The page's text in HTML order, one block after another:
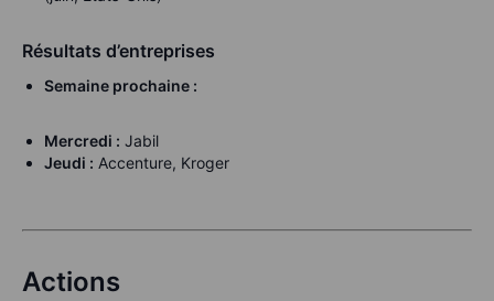
Résultats d’entreprises
Semaine prochaine :
Mercredi : Jabil
Jeudi : Accenture, Kroger
Actions